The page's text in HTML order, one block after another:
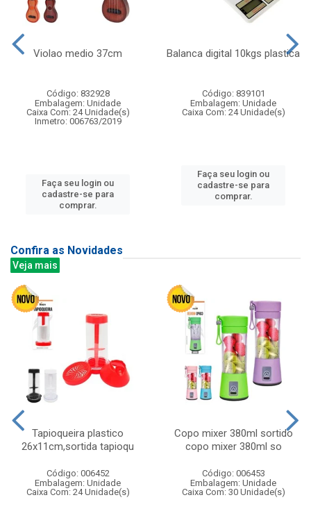
Violao medio 37cm
Código: 832928
Embalagem: Unidade
Caixa Com: 24 Unidade(s)
Inmetro: 006763/2019
Faça seu login ou
cadastre-se para
comprar.
Balanca digital 10kgs plastica
Código: 839101
Embalagem: Unidade
Caixa Com: 24 Unidade(s)
Faça seu login ou
cadastre-se para
comprar.
Confira as Novidades
Veja mais
Tapioqueira plastico
26x11cm,sortida tapioqu
Código: 006452
Embalagem: Unidade
Caixa Com: 24 Unidade(s)
Copo mixer 380ml sortido
copo mixer 380ml so
Código: 006453
Embalagem: Unidade
Caixa Com: 30 Unidade(s)